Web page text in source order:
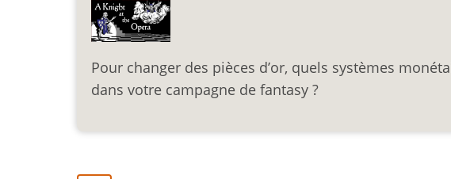
Pour changer des pièces d’or, quels systèmes
dans votre campagne de fantasy ?